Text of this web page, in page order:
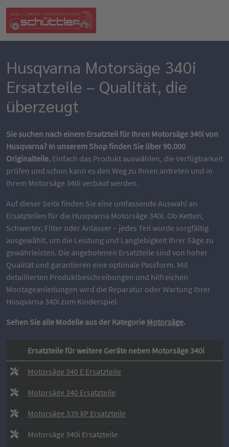
Husqvarna Motorsäge 340i
Ersatzteile – Qualität, die
überzeugt
Sie suchen nach einem Ersatzteil für Ihren Motorsäge 340i von
Husqvarna? In unserem Shop finden Sie über 90.000
Originalteile. Einfach das Produkt auswählen, die Verfügbarkeit
prüfen und schon kann es den Weg zu Ihnen antreten und in
Ihrem Motorsäge 340i verbaut werden.
Auf dieser Seite finden Sie eine umfassende Auswahl an
Ersatzteilen für die Husqvarna Motorsäge 340i. Ob Ketten,
Schwerter, Filter oder Anlasser – jedes Teil wurde sorgfältig
ausgewählt, um die Leistung und Langlebigkeit Ihrer Säge zu
gewährleisten. Die angebotenen Ersatzteile sind von hoher
Qualität und garantieren eine optimale Passform. Mit
detaillierten Produktbeschreibungen und hilfreichen
Montageanleitungen wird die Reparatur oder Wartung Ihrer
Husqvarna 340i zum Kinderspiel.
Sehen Sie alle Modelle aus der Kategorie Motorsäge.
Ersatzteile für weitere Geräte neben Motorsäge 340i
Motorsäge 340 E Ersatzteile
Motorsäge 340 Ersatzteile
Motorsäge 339 XP Ersatzteile
Motorsäge 340i Ersatzteile